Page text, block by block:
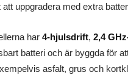
att uppgradera med extra
har 4-hjulsdrift, 2,4
batteri och är byggda för
asfalt, grus och